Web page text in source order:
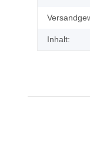
Inhalt: